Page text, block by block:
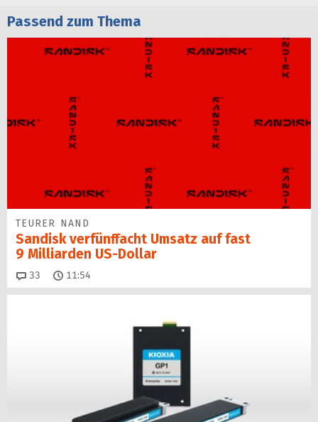
Passend zum Thema
TEURER NAND
Sandisk verfünffacht Umsatz auf fast
9 Milliarden US-Dollar
33 Kommentare
11:54